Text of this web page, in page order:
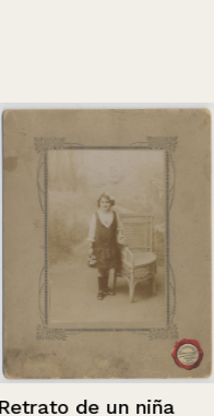
de un niña